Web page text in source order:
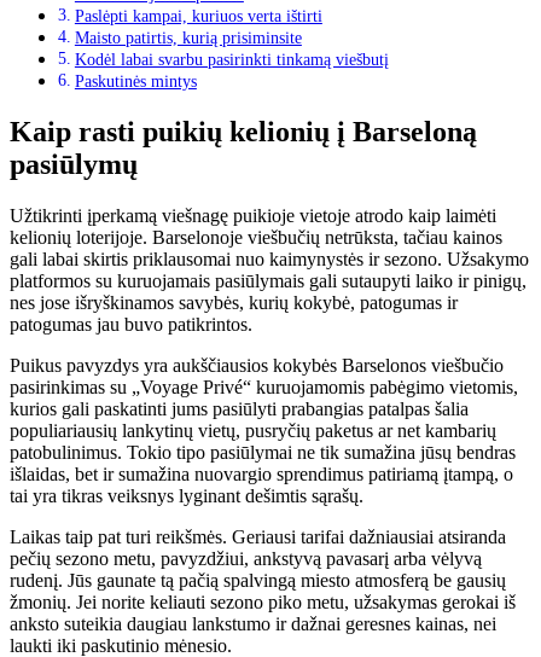
Paslėpti kampai, kuriuos verta ištirti
Maisto patirtis, kurią prisiminsite
Kodėl labai svarbu pasirinkti tinkamą viešbutį
Paskutinės mintys
Kaip rasti puikių kelionių į Barseloną
pasiūlymų
Užtikrinti įperkamą viešnagę puikioje vietoje atrodo kaip laimėti
kelionių loterijoje. Barselonoje viešbučių netrūksta, tačiau kainos
gali labai skirtis priklausomai nuo kaimynystės ir sezono. Užsakymo
platformos su kuruojamais pasiūlymais gali sutaupyti laiko ir pinigų,
nes jose išryškinamos savybės, kurių kokybė, patogumas ir
patogumas jau buvo patikrintos.
Puikus pavyzdys yra aukščiausios kokybės Barselonos viešbučio
pasirinkimas su „Voyage Privé“ kuruojamomis pabėgimo vietomis,
kurios gali paskatinti jums pasiūlyti prabangias patalpas šalia
populiariausių lankytinų vietų, pusryčių paketus ar net kambarių
patobulinimus. Tokio tipo pasiūlymai ne tik sumažina jūsų bendras
išlaidas, bet ir sumažina nuovargio sprendimus patiriamą įtampą, o
tai yra tikras veiksnys lyginant dešimtis sąrašų.
Laikas taip pat turi reikšmės. Geriausi tarifai dažniausiai atsiranda
pečių sezono metu, pavyzdžiui, ankstyvą pavasarį arba vėlyvą
rudenį. Jūs gaunate tą pačią spalvingą miesto atmosferą be gausių
žmonių. Jei norite keliauti sezono piko metu, užsakymas gerokai iš
anksto suteikia daugiau lankstumo ir dažnai geresnes kainas, nei
laukti iki paskutinio mėnesio.